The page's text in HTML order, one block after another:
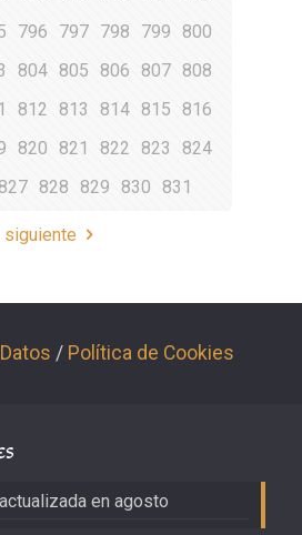
796 797 798 799
800
804 805 806 807 808
812 813 814 815
816
820 821 822 823
824
827 828 829 830 831
siguiente
/ Política de Cookies
en agosto